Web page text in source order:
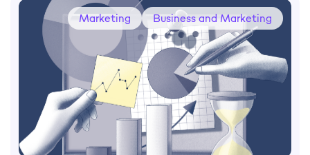
Marketing Business and Marketing